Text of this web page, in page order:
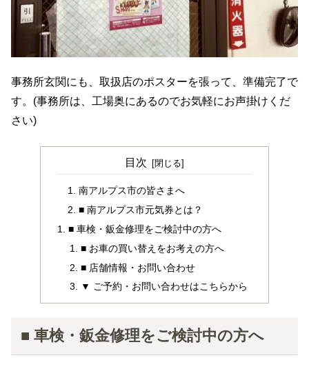
事務所玄関にも、取扱店のポスターを張って、準備完了で
す。(事務所は、工場奥にあるのでお気軽にお声掛けくだ
さい)
目次
南アルプス市の皆さまへ
■ 南アルプス市元気券とは？
■ 車検・鈑金修理をご検討中の方へ
■ お車の買い替えをお考えの方へ
■ 店舗情報・お問い合わせ
▼ ご予約・お問い合わせはこちらから
■ 車検・鈑金修理をご検討中の方へ